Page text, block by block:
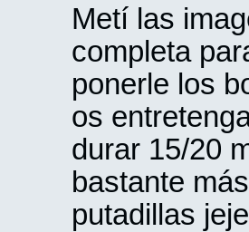
Metí las
completa
ponerle los
os
durar 15/20
bastante
putadillas